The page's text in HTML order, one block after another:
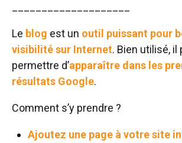
Le blog est un outil puissant pour
visibilité sur Internet. Bien utilisé, il
permettre d’apparaître dans les
résultats Google.
Comment s’y prendre ?
Ajoutez une page à votre site